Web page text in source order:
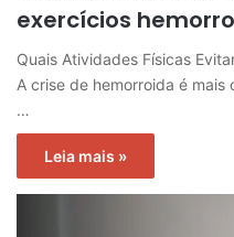
exercícios
Quais Atividades Físicas
A crise de hemorroida é
…
Leia mais »